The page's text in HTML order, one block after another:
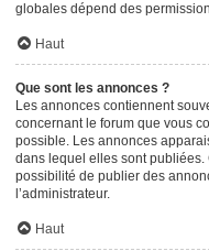
globales dépend des
Haut
Que sont les annonces ?
Les annonces contiennent
concernant le forum que vous
possible. Les annonces
dans lequel elles sont
possibilité de publier des
l’administrateur.
Haut